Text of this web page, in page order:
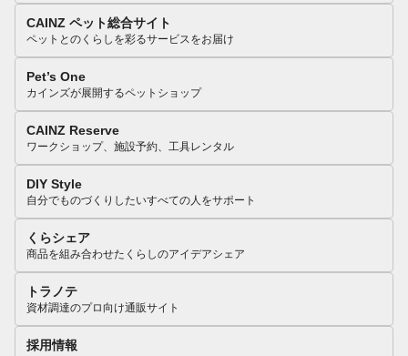
CAINZ ペット総合サイト
ペットとのくらしを彩るサービスをお届け
Pet’s One
カインズが展開するペットショップ
CAINZ Reserve
ワークショップ、施設予約、工具レンタル
DIY Style
自分でものづくりしたいすべての人をサポート
くらシェア
商品を組み合わせたくらしのアイデアシェア
トラノテ
資材調達のプロ向け通販サイト
採用情報